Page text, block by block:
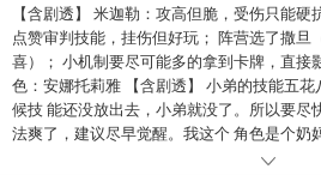
【含剧透】 米迦勒：攻高但脆，受伤只能
点赞审判技能，挂伤但好玩； 阵营选了撒旦
喜）； 小机制要尽可能多的拿到卡牌，直接影响
色：安娜托莉雅 【含剧透】 小弟的技能五
候技 能还没放出去，小弟就没了。所以要尽
法爽了，建议尽早觉醒。我这个 角色是个奶